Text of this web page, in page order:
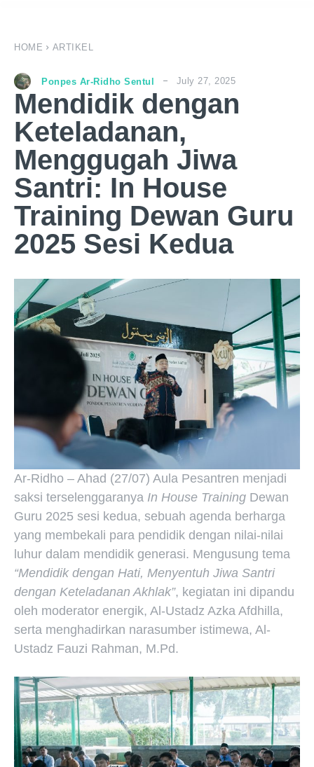
HOME ARTIKEL
Ponpes Ar-Ridho Sentul July 27, 2025
Mendidik dengan
Keteladanan,
Menggugah Jiwa
Santri: In House
Training Dewan Guru
2025 Sesi Kedua
Ar-Ridho – Ahad (27/07) Aula Pesantren menjadi
saksi terselenggaranya In House Training Dewan
Guru 2025 sesi kedua, sebuah agenda berharga
yang membekali para pendidik dengan nilai-nilai
luhur dalam mendidik generasi. Mengusung tema
“Mendidik dengan Hati, Menyentuh Jiwa Santri
dengan Keteladanan Akhlak”, kegiatan ini dipandu
oleh moderator energik, Al-Ustadz Azka Afdhilla,
serta menghadirkan narasumber istimewa, Al-
Ustadz Fauzi Rahman, M.Pd.